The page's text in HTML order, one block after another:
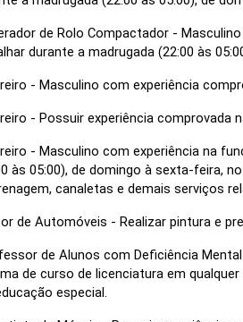
de Rolo Compactador -
durante a madrugada (22:00 às
- Masculino com experiência
- Possuir experiência comprovada
- Masculino com experiência na
às 05:00), de domingo à sexta-feira,
canaletas e demais serviços
de Automóveis - Realizar pintura e
de Alunos com Deficiência
de curso de licenciatura em
especial.